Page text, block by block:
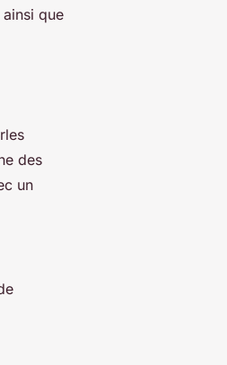
que
des
un